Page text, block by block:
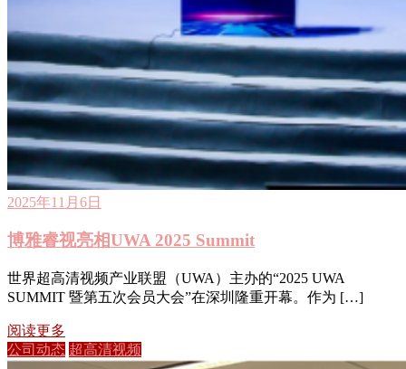
2025年11月6日
博雅睿视亮相UWA 2025 Summit
世界超高清视频产业联盟（UWA）主办的“2025 UWA
SUMMIT 暨第五次会员大会”在深圳隆重开幕。作为 […]
阅读更多
公司动态 超高清视频